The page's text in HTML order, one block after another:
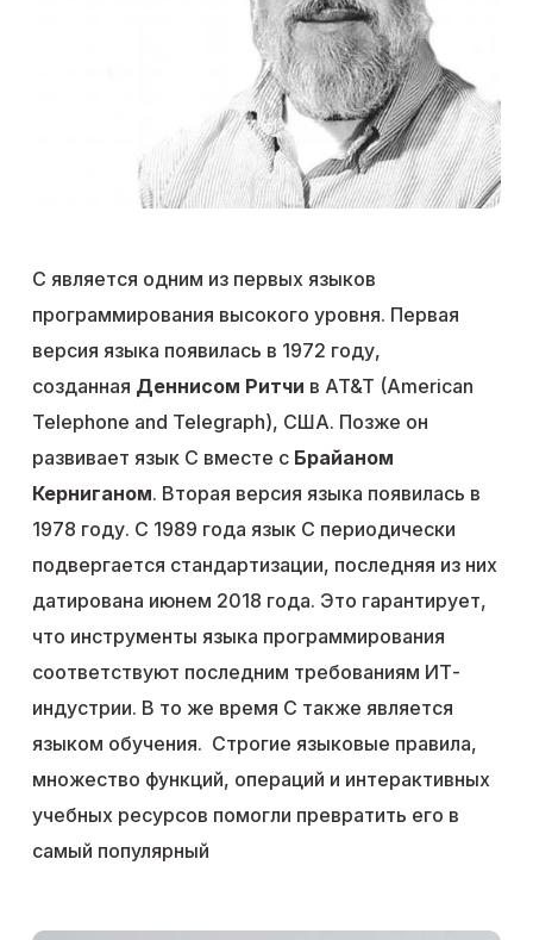
C является одним из первых языков
программирования высокого уровня. Первая
версия языка появилась в 1972 году,
созданная Деннисом Ритчи в AT&T (American
Telephone and Telegraph), США. Позже он
развивает язык С вместе с Брайаном
Керниганом. Вторая версия языка появилась в
1978 году. С 1989 года язык C периодически
подвергается стандартизации, последняя из них
датирована июнем 2018 года. Это гарантирует,
что инструменты языка программирования
соответствуют последним требованиям ИТ-
индустрии. В то же время C также является
языком обучения. Строгие языковые правила,
множество функций, операций и интерактивных
учебных ресурсов помогли превратить его в
самый популярный